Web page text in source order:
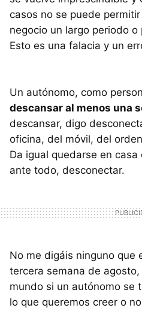
casos no se puede
negocio un largo periodo
Esto es una falacia y un
Un autónomo, como
descansar al menos una
descansar, digo
oficina, del móvil, del
Da igual quedarse en
ante todo, desconectar.
No me digáis ninguno que
tercera semana de
mundo si un autónomo se
lo que queremos creer o